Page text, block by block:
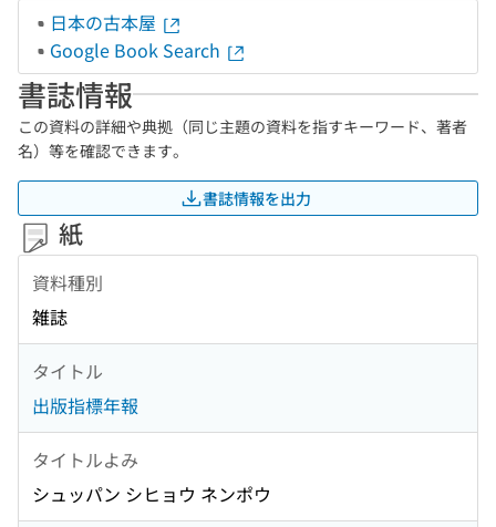
日本の古本屋
Google Book Search
書誌情報
この資料の詳細や典拠（同じ主題の資料を指すキーワード、著者
名）等を確認できます。
書誌情報を出力
紙
資料種別
雑誌
タイトル
出版指標年報
タイトルよみ
シュッパン シヒョウ ネンポウ